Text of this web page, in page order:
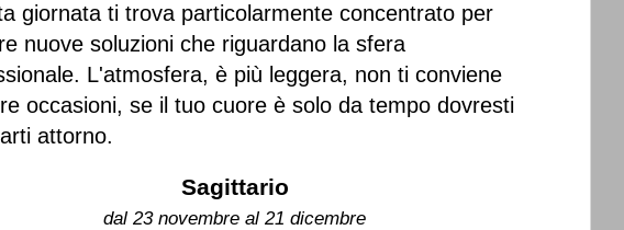
giornata ti trova particolarmente concentrato per
nuove soluzioni che riguardano la sfera
L'atmosfera, è più leggera, non ti conviene
occasioni, se il tuo cuore è solo da tempo dovresti
attorno.
Sagittario
dal 23 novembre al 21 dicembre